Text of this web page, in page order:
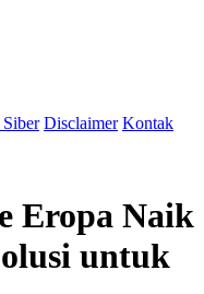
Disclaimer Kontak
Eropa Naik
untuk